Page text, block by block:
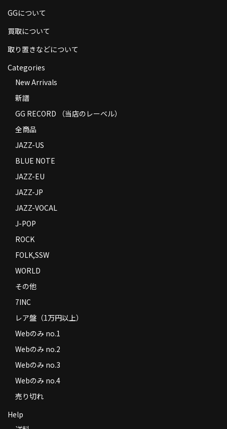
返品
コンディション
Privacy Policy
Contact
GGについて
買取について
取り置きなどについて
Categories
New Arrivals
新譜
GG RECORD （当店のレーベル）
全商品
JAZZ-US
BLUE NOTE
JAZZ-EU
JAZZ-JP
JAZZ-VOCAL
J-POP
ROCK
FOLK,SSW
WORLD
その他
7INC
レア盤（1万円以上）
Webのみ no.1
Webのみ no.2
Webのみ no.3
Webのみ no.4
売り切れ
Help